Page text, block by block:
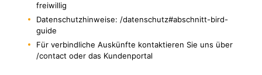
freiwillig
Datenschutzhinweise: /datenschutz#abschnitt-bird-
guide
Für verbindliche Auskünfte kontaktieren Sie uns über
/contact oder das Kundenportal